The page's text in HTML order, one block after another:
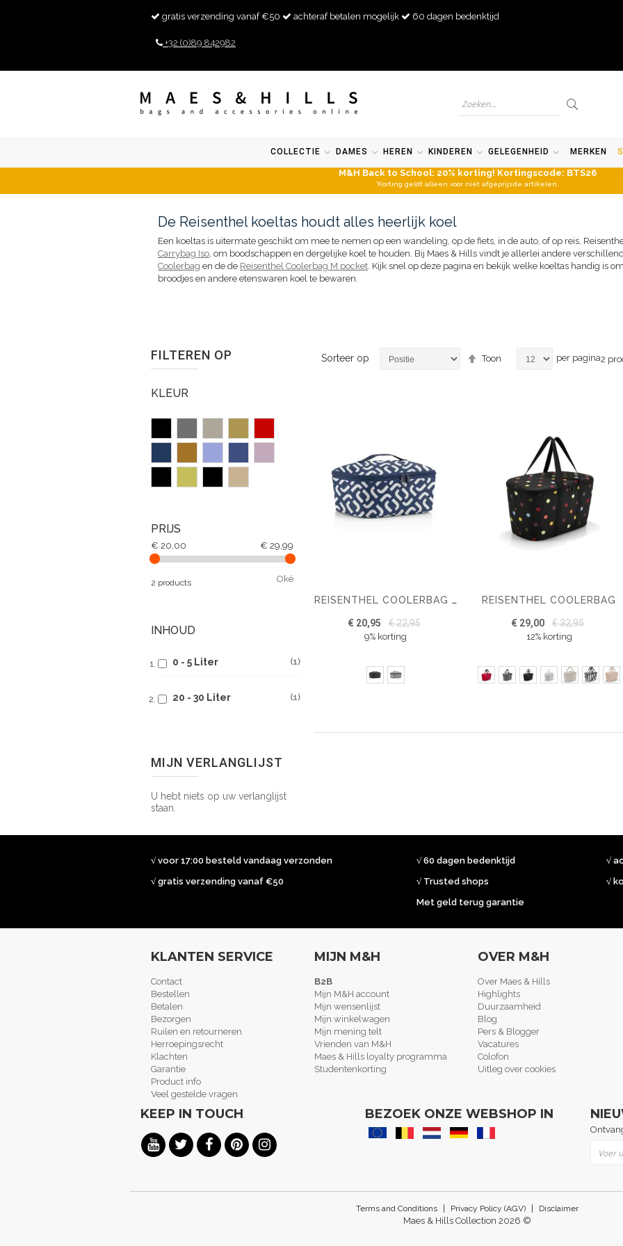
gratis verzending vanaf €50 achteraf betalen mogelijk 60 dagen bedenktijd
+32 (0)89 842982
COLLECTIE DAMES HEREN KINDEREN GELEGENHEID MERKEN
M&H Back to School: 20% korting! Kortingscode: BTS26
*Korting geldt alleen voor niet afgeprijsde artikelen.
De Reisenthel koeltas houdt alles heerlijk koel
Een koeltas is uitermate geschikt om mee te nemen op een wandeling, op de fiets, in de auto, of op reis.
Carrybag Iso, om boodschappen en dergelijke koel te houden. Bij Maes & Hills vindt je allerlei andere
Coolerbag en de de Reisenthel Coolerbag M pocket. Kijk snel op deze pagina en bekijk welke koeltas handig is
broodjes en andere etenswaren koel te bewaren.
Sorteer op
Van
Toon per pagina2
REISENTHEL COOLERBAG M POCKET
€ 20,95 € 22,95
9% korting
REISENTHEL COOLERBAG
€ 29,00 € 32,95
12% korting
FILTEREN OP
KLEUR
PRIJS
€ 20,00 € 29,99
2 products Oké
INHOUD
0 - 5 Liter 1
20 - 30 Liter 1
MIJN VERLANGLIJST
U hebt niets op uw verlanglijst
staan.
√ voor 17:00 besteld vandaag verzonden
√ gratis verzending vanaf €50
√ 60 dagen bedenktijd
√ Trusted shops
Met geld terug garantie
√
√
KLANTEN SERVICE
Contact
Bestellen
Betalen
Bezorgen
Ruilen en retourneren
Herroepingsrecht
Klachten
Garantie
Product info
Veel gestelde vragen
MIJN M&H
B2B
Mijn M&H account
Mijn wensenlijst
Mijn winkelwagen
Mijn mening telt
Vrienden van M&H
Maes & Hills loyalty programma
Studentenkorting
OVER M&H
Over Maes & Hills
Highlights
Duurzaamheid
Blog
Pers & Blogger
Vacatures
Colofon
Uitleg over cookies
KEEP IN TOUCH. BEZOEK ONZE WEBSHOP IN
Terms and Conditions Privacy Policy (AGV) Disclaimer
Maes & Hills Collection 2026 ©